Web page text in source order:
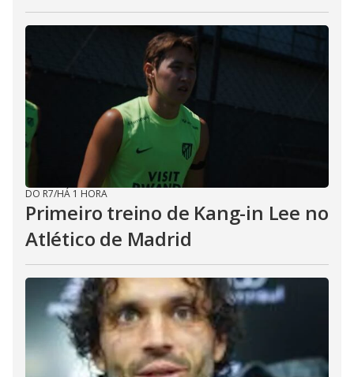
DO R7/HÁ 1 HORA
Primeiro treino de Kang-in Lee no
Atlético de Madrid